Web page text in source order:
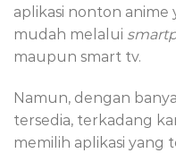
aplikasi nonton anime
mudah melalui
maupun smart tv.
Namun, dengan
tersedia, terkadang
memilih aplikasi yang